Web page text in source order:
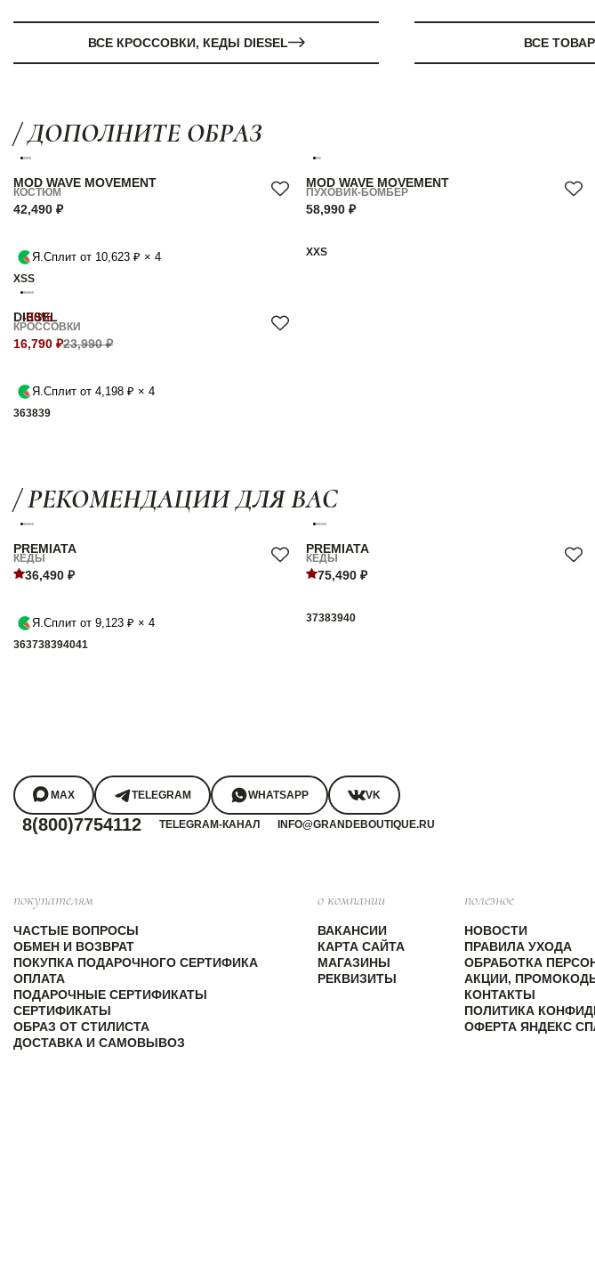
ВСЕ КРОССОВКИ, КЕДЫ DIESEL ВСЕ
/ ДОПОЛНИТЕ ОБРАЗ
MOD WAVE MOVEMENT
КОСТЮМ
42,490 ₽
Я.Сплит от 10,623 ₽ × 4
XSS
MOD WAVE MOVEMENT
ПУХОВИК-БОМБЕР
58,990 ₽
XXS
-30%
DIESEL
КРОССОВКИ
16,790 ₽23,990 ₽
Я.Сплит от 4,198 ₽ × 4
363839
/ РЕКОМЕНДАЦИИ ДЛЯ ВАС
PREMIATA
КЕДЫ
36,490 ₽
Я.Сплит от 9,123 ₽ × 4
363738394041
PREMIATA
КЕДЫ
75,490 ₽
37383940
MAX TELEGRAM WHATSAPP VK
8(800)7754112 TELEGRAM-КАНАЛ INFO@GRANDEBOUTIQUE.RU
покупателям
ЧАСТЫЕ ВОПРОСЫ
ОБМЕН И ВОЗВРАТ
ПОКУПКА ПОДАРОЧНОГО СЕРТИФИКА
ОПЛАТА
ПОДАРОЧНЫЕ СЕРТИФИКАТЫ
СЕРТИФИКАТЫ
ОБРАЗ ОТ СТИЛИСТА
ДОСТАВКА И САМОВЫВОЗ
о компании
ВАКАНСИИ
КАРТА САЙТА
МАГАЗИНЫ
РЕКВИЗИТЫ
полезное
НОВОСТИ
ПРАВИЛА УХОДА
ОБРАБОТКА
АКЦИИ,
КОНТАКТЫ
ПОЛИТИКА
ОФЕРТА ЯНДЕКС